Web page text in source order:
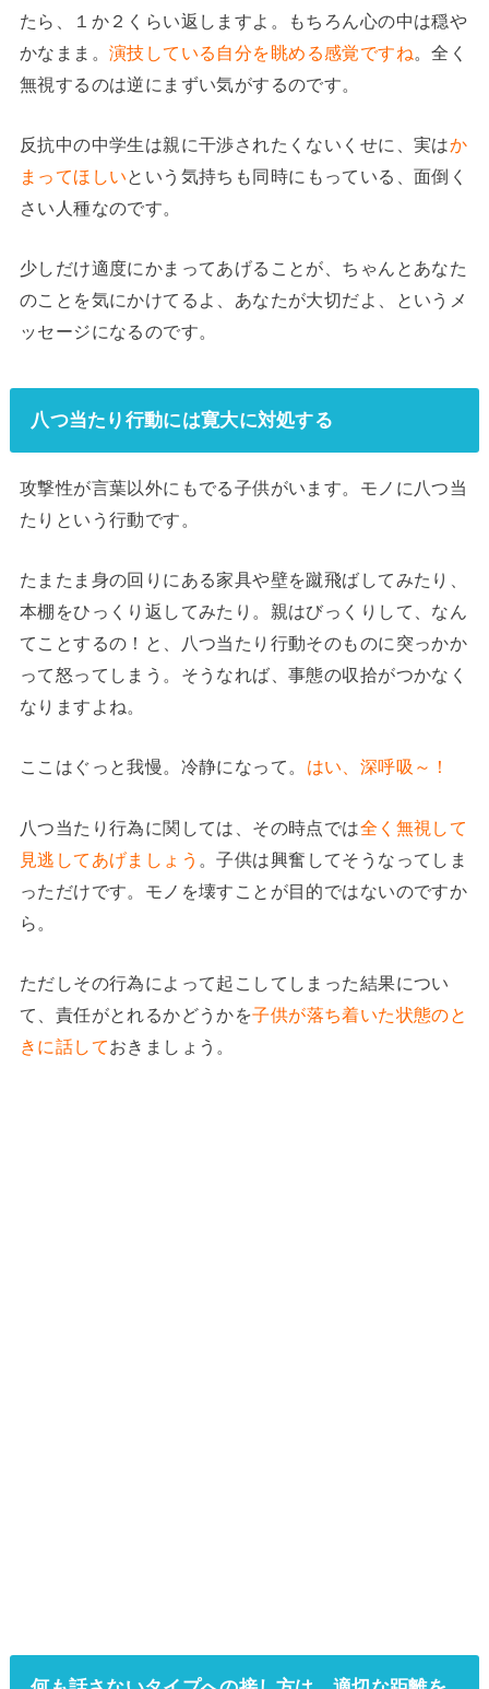
たら、１か２くらい返しますよ。もちろん心の中は穏や
かなまま。 演技している自分を眺める感覚ですね。全く
無視するのは逆にまずい気がするのです。
反抗中の中学生は親に干渉されたくないくせに、実はか
まってほしいという気持ちも同時にもっている、面倒く
さい人種なのです。
少しだけ適度にかまってあげることが、ちゃんとあなた
のことを気にかけてるよ、あなたが大切だよ、というメ
ッセージになるのです。
八つ当たり行動には寛大に対処する
攻撃性が言葉以外にもでる子供がいます。モノに八つ当
たりという行動です。
たまたま身の回りにある家具や壁を蹴飛ばしてみたり、
本棚をひっくり返してみたり。親はびっくりして、なん
てことするの！と、八つ当たり行動そのものに突っかか
って怒ってしまう。そうなれば、事態の収拾がつかなく
なりますよね。
ここはぐっと我慢。冷静になって。 はい、深呼吸～！
八つ当たり行為に関しては、その時点では全く無視して
見逃してあげましょう 。子供は興奮してそうなってしま
っただけです。モノを壊すことが目的ではないのですか
ら。
ただしその行為によって起こしてしまった結果につい
て、責任がとれるかどうかを子供が落ち着いた状態のと
きに話しておきましょう。